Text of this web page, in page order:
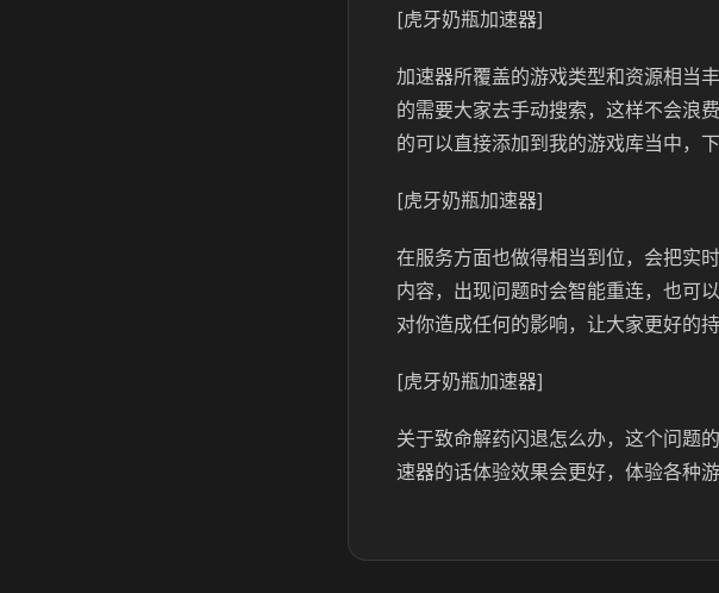
[虎牙奶瓶加速器]
加速器所覆盖的游戏类型和资源相当
的需要大家去手动搜索，这样不会浪
的可以直接添加到我的游戏库当中，
[虎牙奶瓶加速器]
在服务方面也做得相当到位，会把实
内容，出现问题时会智能重连，也可
对你造成任何的影响，让大家更好的
[虎牙奶瓶加速器]
关于致命解药闪退怎么办，这个问题
速器的话体验效果会更好，体验各种